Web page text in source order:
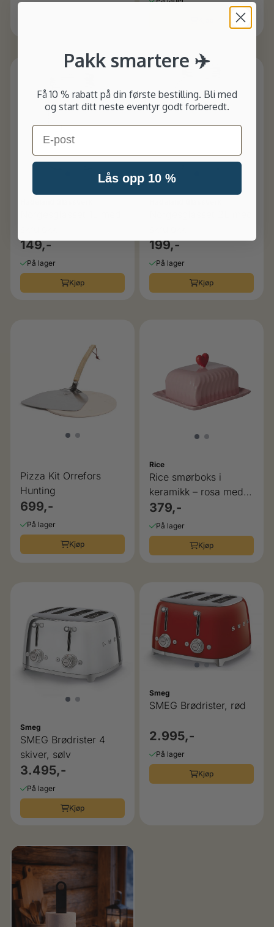
149,-
På lager
Kjøp
199,-
På lager
Kjøp
Pizza Kit Orrefors
Hunting
699,-
På lager
Kjøp
Rice
Rice smørboks i
keramikk – rosa med
hjerte
379,-
På lager
Kjøp
Smeg
SMEG Brødrister 4
skiver, sølv
3.495,-
På lager
Kjøp
Smeg
SMEG Brødrister, rød
2.995,-
På lager
Kjøp
Pakk smartere ✈️
Få 10 % rabatt på din første bestilling. Bli med
og start ditt neste eventyr godt forberedt.
Email
Lås opp 10 %